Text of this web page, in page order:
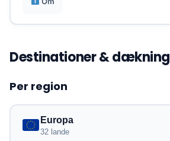
Destinationer & dækning
Per region
Europa
32 lande